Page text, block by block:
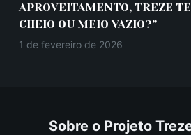
APROVEITAMENTO, TREZE
CHEIO OU MEIO VAZIO?”
1 de fevereiro de 2026
Sobre o Projeto